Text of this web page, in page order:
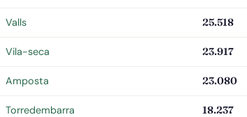
Valls 25.518
Vila-seca 23.917
Amposta 23.080
Torredembarra 18.237